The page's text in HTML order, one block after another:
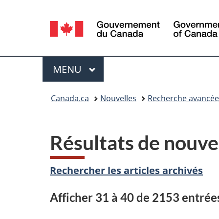
Sélection
de
la
langue
Menu
MENU PRINCIPAL
Canada.ca Nouvelles Recherche
Résultats de
Rechercher les articles archivés
Afficher 31 à 40 de 2153